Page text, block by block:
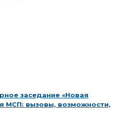
заседание «Новая
МСП: вызовы, возможности,